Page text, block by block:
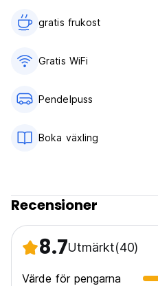
gratis frukost‎
Gratis WiFi
Pendelpuss
Boka växling
Recensioner
8.7Utmärkt(40)
Värde för pengarna